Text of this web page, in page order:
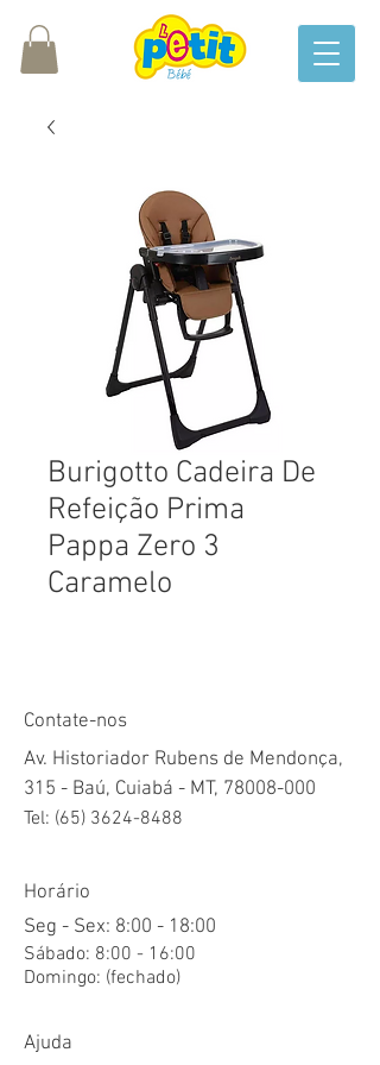
Burigotto Cadeira De
Refeição Prima
Pappa Zero 3
Caramelo
Contate-nos
Av. Historiador Rubens de Mendonça,
315 - Baú, Cuiabá - MT, 78008-000
Tel: (65) 3624-8488
Horário
Seg - Sex: 8:00 - 18:00
​​Sábado: 8:00 - 16:00
​Domingo: (fechado)
Ajuda